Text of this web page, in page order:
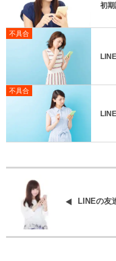
初
不具合
不具合
LINEの友